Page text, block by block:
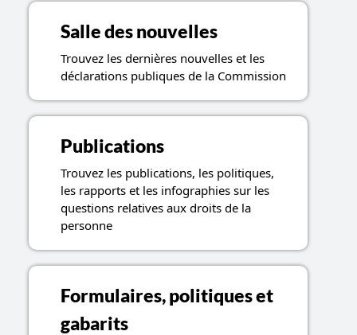
Sujets liés aux ressources
Salle des nouvelles
Trouvez les dernières nouvelles et les
déclarations publiques de la Commission
Publications
Trouvez les publications, les politiques,
les rapports et les infographies sur les
questions relatives aux droits de la
personne
Formulaires, politiques et
gabarits